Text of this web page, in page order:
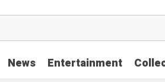
News Entertainment
News Entertainment